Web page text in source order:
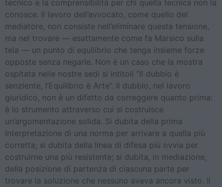
tecnico e la comprensibilità per chi quella tecnica non la
conosce. Il lavoro dell’avvocato, come quello del
mediatore, non consiste nell’eliminare questa tensione,
ma nel trovare — esattamente come fa Marsico sulla
tela — un punto di equilibrio che tenga insieme forze
opposte senza negarle. Non è un caso che la mostra
ospitata nelle nostre sedi si intitoli “Il dubbio è
senziente, l’Equilibrio è Arte”. Il dubbio, nel lavoro
giuridico, non è un difetto da correggere quanto prima:
è lo strumento attraverso cui si costruisce
un’argomentazione solida. Si dubita della prima
interpretazione di una norma per arrivare a quella più
corretta; si dubita della linea di difesa più ovvia per
costruirne una più resistente; si dubita, in mediazione,
della posizione di partenza di ciascuna parte per
trovare la soluzione che nessuno aveva ancora visto. Il